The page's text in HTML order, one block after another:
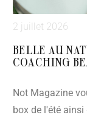
2 juillet 2026
BELLE AU
COACHING
Not Magazine
box de l'été ainsi